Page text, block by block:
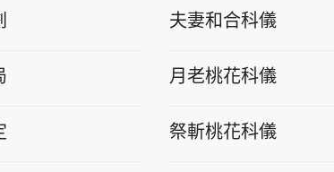
夫妻和合科儀
月老桃花科儀
祭斬桃花科儀